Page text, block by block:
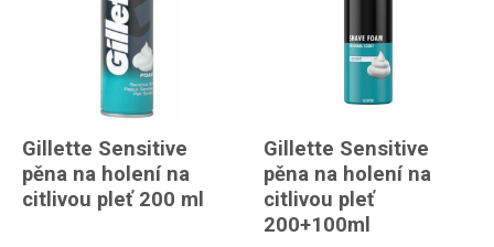
Gillette Sensitive
pěna na holení na
citlivou pleť 200 ml
Gillette Sensitive
pěna na holení na
citlivou pleť
200+100ml